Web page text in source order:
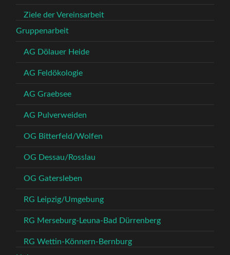
Ziele der Vereinsarbeit
Gruppenarbeit
AG Dölauer Heide
AG Feldökologie
AG Graebsee
AG Pulverweiden
OG Bitterfeld/Wolfen
OG Dessau/Rosslau
OG Gatersleben
RG Leipzig/Umgebung
RG Merseburg-Leuna-Bad Dürrenberg
RG Wettin-Könnern-Bernburg